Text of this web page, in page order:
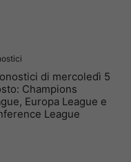
di mercoledì 5
Champions
Europa League e
League